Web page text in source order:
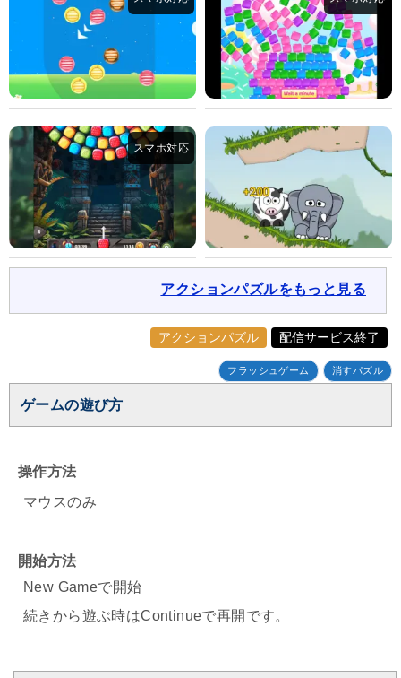
アクションパズルをもっと見る
アクションパズル 配信サービス終了
フラッシュゲーム 消すパズル
ゲームの遊び方
操作方法
マウスのみ
開始方法
New Gameで開始
続きから遊ぶ時はContinueで再開です。